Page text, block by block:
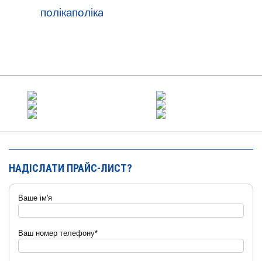
НАДІСЛАТИ ПРАЙС-ЛИСТ?
Ваше ім'я
Ваш номер телефону*